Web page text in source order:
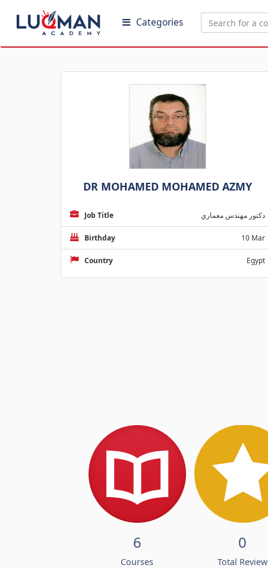
Categories
DR MOHAMED MOHAMED AZMY
Job Title دكتور مهندس معماري
Birthday 10 Mar
Country Egypt
6
Courses
0
Total Review